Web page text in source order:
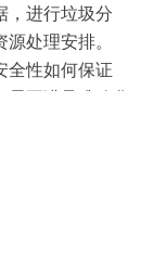
，进行垃圾分
处理安排。
全性如何保证
要满足准确化